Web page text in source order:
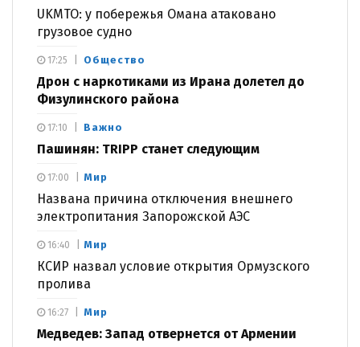
UKMTO: у побережья Омана атаковано
грузовое судно
Общество
Дрон с наркотиками из Ирана долетел до
Физулинского района
17:25
Важно
Пашинян: TRIPP станет следующим
17:10
Мир
Названа причина отключения внешнего
электропитания Запорожской АЭС
17:00
Мир
КСИР назвал условие открытия Ормузского
пролива
16:40
Мир
Медведев: Запад отвернется от Армении
16:27